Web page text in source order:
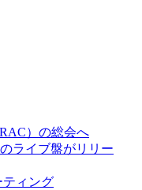
）の総会へ
ライブ盤がリリー
ティング